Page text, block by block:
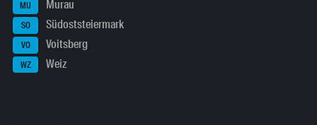
MU Murau
SO Südoststeiermark
VO Voitsberg
WZ Weiz